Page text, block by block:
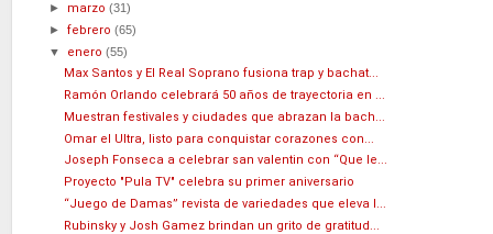
► marzo(31)
►febrero(65)
▼ enero(55)
Max Santos y El Real Soprano fusiona trap y bachat...
Ramón Orlando celebrará 50 años de trayectoria en ...
Muestran festivales y ciudades que abrazan la bach...
Omar el Ultra, listo para conquistar corazones con...
Joseph Fonseca a celebrar san valentin con “Que le...
Proyecto "Pula TV" celebra su primer aniversario
“Juego de Damas” revista de variedades que eleva l...
Rubinsky y Josh Gamez brindan un grito de gratitud...